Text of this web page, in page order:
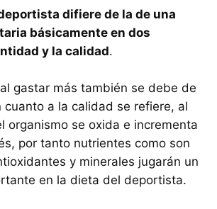
difiere de la de una
básicamente en dos
y la calidad.
gastar más también se debe de
cuanto a la calidad se refiere, al
organismo se oxida e incrementa
por tanto nutrientes como son
y minerales jugarán un
en la dieta del deportista.